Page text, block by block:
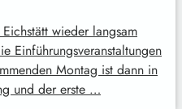
wieder langsam
Einführungsveranstaltungen
Montag ist dann in
und der erste …